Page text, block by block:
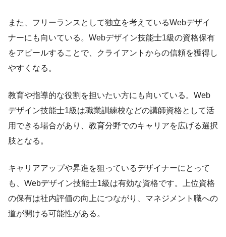
また、フリーランスとして独立を考えているWebデザイ
ナーにも向いている。Webデザイン技能士1級の資格保有
をアピールすることで、クライアントからの信頼を獲得し
やすくなる。
教育や指導的な役割を担いたい方にも向いている。Web
デザイン技能士1級は職業訓練校などの講師資格として活
用できる場合があり、教育分野でのキャリアを広げる選択
肢となる。
キャリアアップや昇進を狙っているデザイナーにとって
も、Webデザイン技能士1級は有効な資格です。上位資格
の保有は社内評価の向上につながり、マネジメント職への
道が開ける可能性がある。